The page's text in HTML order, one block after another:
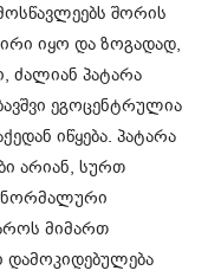
შორის
იყო და ზოგადად,
ძალიან პატარა
ეგოცენტრულია
იწყება. პატარა
არიან, სურთ
ნორმალური
მიმართ